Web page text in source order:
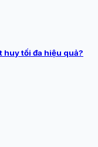
huy tối đa hiệu quả?